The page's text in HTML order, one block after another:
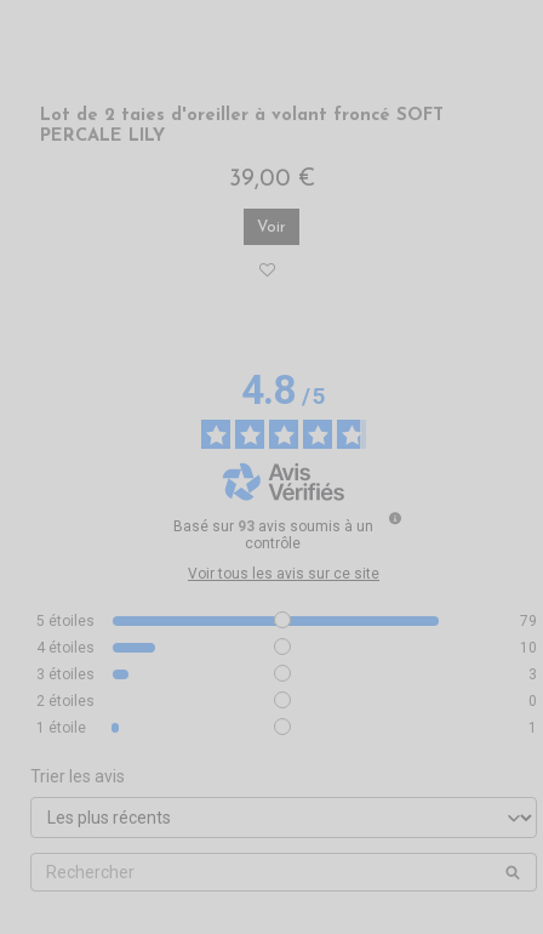
Lot de 2 taies d'oreiller à volant froncé SOFT
PERCALE LILY
39,00 €
Voir
4.8/5
Basé sur 93 avis soumis à un
contrôle
Voir tous les avis sur ce site
5 étoiles
79
4 étoiles
10
3 étoiles
3
2 étoiles
0
1 étoile 1
Trier les avis